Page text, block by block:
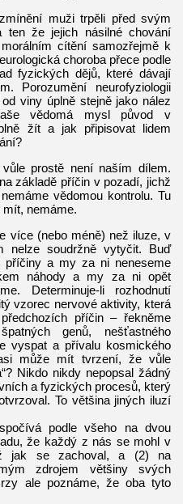
muži trpěli před svým
ten že jejich násilné chování
cítění samozřejmě k
choroba přece podle
fyzických dějů, které dávají
Porozumění neurofyziologii
viny úplně stejně jako nález
vědomá mysl původ v
žít a jak připisovat lidem
prostě není naším dílem.
základě příčin v pozadí, jichž
vědomou kontrolu. Tu
nemáme.
více (nebo méně) než iluze, v
soudržně vytyčit. Buď
příčiny a my za ni neneseme
náhody a my za ni opět
Determinuje-li rozhodnutí
vzorec nervové aktivity, která
příčin – řekněme
genů, nešťastného
vyspat a přívalu kosmického
může mít tvrzení, že vůle
Nikdo nikdy nepopsal žádný
a fyzických procesů, který
To většina jiných iluzí
podle všeho na dvou
že každý z nás se mohl v
jak se zachoval, a (2) na
zdrojem většiny svých
ale poznáme, že oba tyto